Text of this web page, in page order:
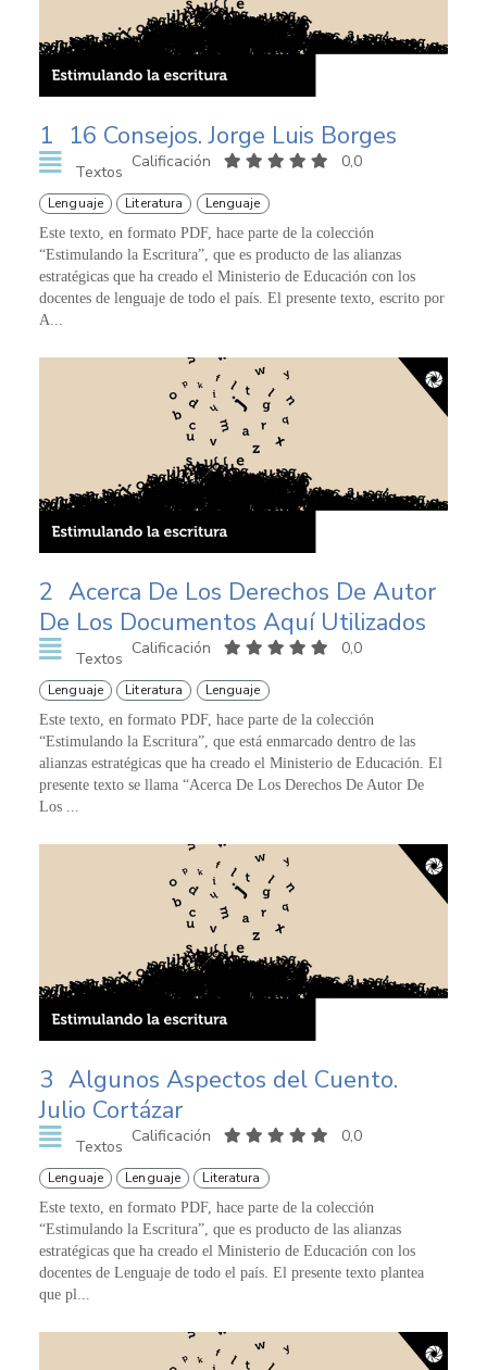
1 16 Consejos. Jorge Luis Borges
Textos
Calificación 0,0
Lenguaje Literatura Lenguaje
Este texto, en formato PDF, hace parte de la colección
“Estimulando la Escritura”, que es producto de las alianzas
estratégicas que ha creado el Ministerio de Educación con los
docentes de lenguaje de todo el país. El presente texto, escrito por
A...
2 Acerca De Los Derechos De Autor
De Los Documentos Aquí Utilizados
Textos
Calificación 0,0
Lenguaje Literatura Lenguaje
Este texto, en formato PDF, hace parte de la colección
“Estimulando la Escritura”, que está enmarcado dentro de las
alianzas estratégicas que ha creado el Ministerio de Educación. El
presente texto se llama “Acerca De Los Derechos De Autor De
Los ...
3 Algunos Aspectos del Cuento.
Julio Cortázar
Textos
Calificación 0,0
Lenguaje Lenguaje Literatura
Este texto, en formato PDF, hace parte de la colección
“Estimulando la Escritura”, que es producto de las alianzas
estratégicas que ha creado el Ministerio de Educación con los
docentes de Lenguaje de todo el país. El presente texto plantea
que pl...